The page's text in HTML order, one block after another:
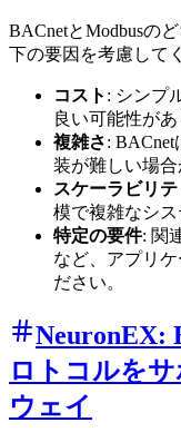
BACnetとModbusの
下の要因を考慮して
コスト : シンプ
良い可能性があ
複雑さ:
装が難しい場合
スケーラビリテ
模で複雑なシス
特定の要件: 関
など、アプリ
ださい。
NeuronEX:
ロトコルを
ウェイ